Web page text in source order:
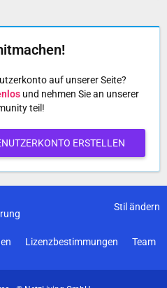
auf unserer Seite?
und nehmen Sie an unserer
teil!
ERSTELLEN
Stil ändern
Lizenzbestimmungen Team